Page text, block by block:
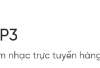
nhạc trực tuyến